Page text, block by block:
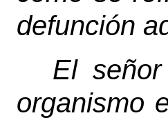
defunción
El
organismo